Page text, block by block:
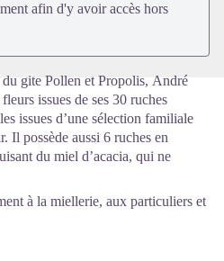
afin d'y avoir accès hors
gite Pollen et Propolis, André
issues de ses 30 ruches
issues d’une sélection familiale
Il possède aussi 6 ruches en
du miel d’acacia, qui ne
à la miellerie, aux particuliers et